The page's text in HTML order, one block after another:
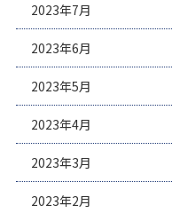
2023年7月
2023年6月
2023年5月
2023年4月
2023年3月
2023年2月